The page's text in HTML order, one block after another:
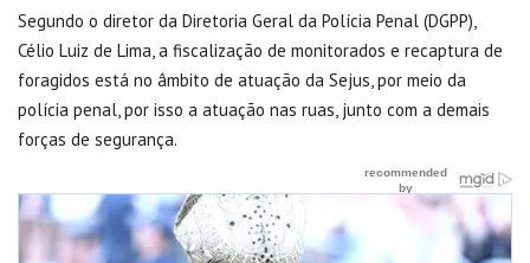
Segundo o diretor da Diretoria Geral da Polícia Penal (DGPP),
Célio Luiz de Lima, a fiscalização de monitorados e recaptura de
foragidos está no âmbito de atuação da Sejus, por meio da
polícia penal, por isso a atuação nas ruas, junto com a demais
forças de segurança.